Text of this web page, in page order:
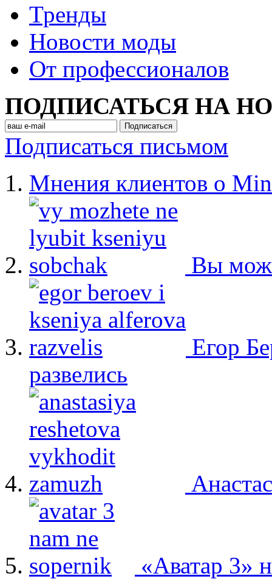
Тренды
Новости моды
От профессионалов
ПОДПИСАТЬСЯ НА
Подписаться письмом
Мнения клиентов о
Вы
Егор
развелись
«Аватар 3»